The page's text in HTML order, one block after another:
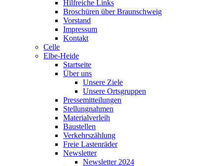
Hilfreiche Links
Broschüren über Braunschweig
Vorstand
Impressum
Kontakt
Celle
Elbe-Heide
Startseite
Über uns
Unsere Ziele
Unsere Ortsgruppen
Pressemitteilungen
Stellungnahmen
Materialverleih
Baustellen
Verkehrszählung
Freie Lastenräder
Newsletter
Newsletter 2024